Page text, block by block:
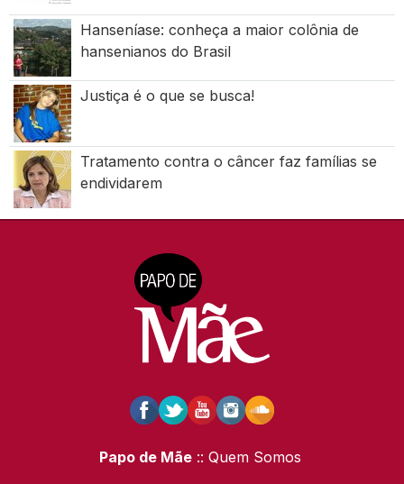
Hanseníase: conheça a maior colônia de
hansenianos do Brasil
Justiça é o que se busca!
Tratamento contra o câncer faz famílias se
endividarem
Papo de Mãe :: Quem Somos